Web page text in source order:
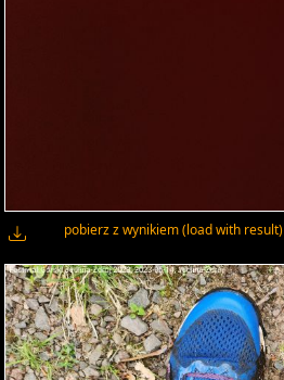
pobierz z wynikiem (load with result)